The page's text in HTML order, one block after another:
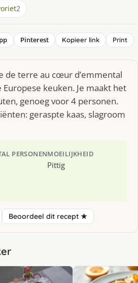
2
Pinterest Kopieer link Print
de terre au cœur d’emmental
keuken. Je maakt het
genoeg voor 4 personen.
geraspte kaas, slagroom
PERSONENMOEILIJKHEID
Pittig
Beoordeel dit recept ★